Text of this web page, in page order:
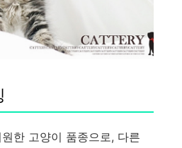
한 고양이 품종으로, 다른